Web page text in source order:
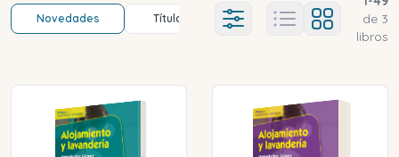
Novedades Título (a-z) Título (z-a)
Ajustes abierto
de 3
libros